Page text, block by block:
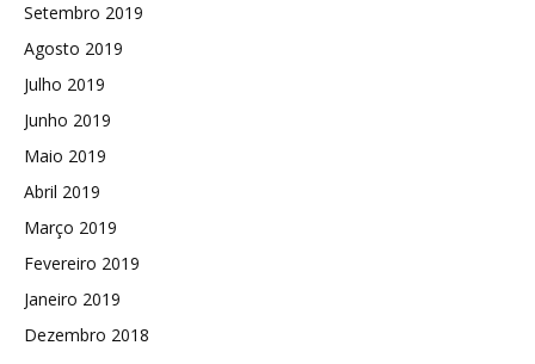
Setembro 2019
Agosto 2019
Julho 2019
Junho 2019
Maio 2019
Abril 2019
Março 2019
Fevereiro 2019
Janeiro 2019
Dezembro 2018